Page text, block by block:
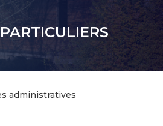
administratives